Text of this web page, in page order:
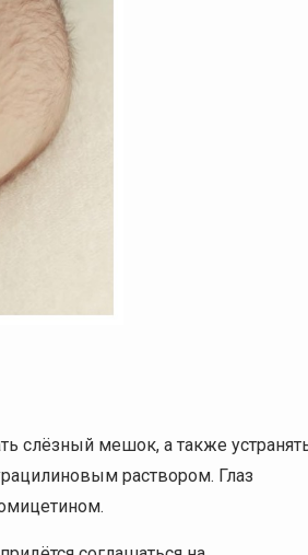
слёзный мешок, а также
раствором. Глаз